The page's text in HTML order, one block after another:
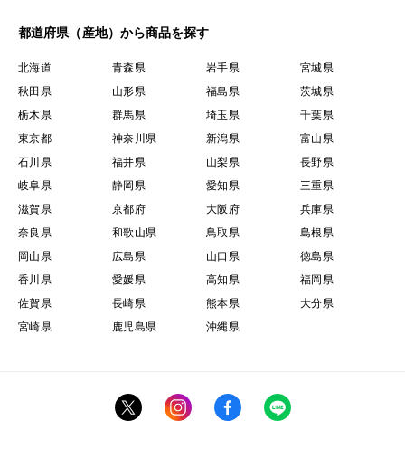
都道府県（産地）から商品を探す
北海道 青森県 岩手県
宮城県
秋田県
山形県 福島県
茨城県
栃木県
群馬県 埼玉県
千葉県
東京都
神奈川県 新潟県
富山県
石川県
福井県 山梨県
長野県
岐阜県
静岡県 愛知県
三重県
滋賀県
京都府 大阪府
兵庫県
奈良県
和歌山県 鳥取県
島根県
岡山県
広島県 山口県
徳島県
香川県
愛媛県 高知県
福岡県
佐賀県
長崎県 熊本県
大分県
宮崎県
鹿児島県 沖縄県